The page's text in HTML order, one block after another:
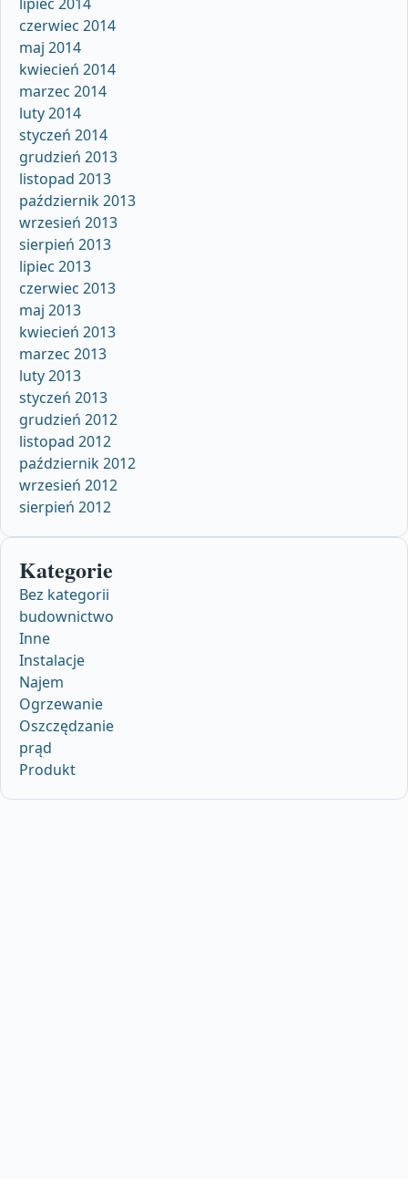
czerwiec 2014
maj 2014
kwiecień 2014
marzec 2014
luty 2014
styczeń 2014
grudzień 2013
listopad 2013
październik 2013
wrzesień 2013
sierpień 2013
lipiec 2013
czerwiec 2013
maj 2013
kwiecień 2013
marzec 2013
luty 2013
styczeń 2013
grudzień 2012
listopad 2012
październik 2012
wrzesień 2012
sierpień 2012
Kategorie
Bez kategorii
budownictwo
Inne
Instalacje
Najem
Ogrzewanie
Oszczędzanie
prąd
Produkt